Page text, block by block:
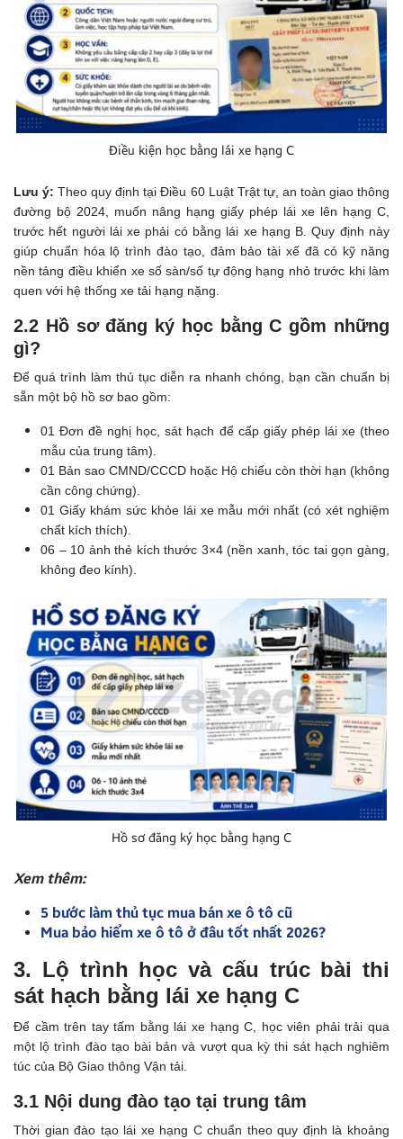
Điều kiện học bằng lái xe hạng C
Lưu ý: Theo quy định tại Điều 60 Luật Trật tự, an toàn giao thông
đường bộ 2024, muốn nâng hạng giấy phép lái xe lên hạng C,
trước hết người lái xe phải có bằng lái xe hạng B. Quy định này
giúp chuẩn hóa lộ trình đào tạo, đảm bảo tài xế đã có kỹ năng
nền tảng điều khiển xe số sàn/số tự động hạng nhỏ trước khi làm
quen với hệ thống xe tải hạng nặng.
2.2 Hồ sơ đăng ký học bằng C gồm những
gì?
Để quá trình làm thủ tục diễn ra nhanh chóng, bạn cần chuẩn bị
sẵn một bộ hồ sơ bao gồm:
01 Đơn đề nghị học, sát hạch để cấp giấy phép lái xe (theo
mẫu của trung tâm).
01 Bản sao CMND/CCCD hoặc Hộ chiếu còn thời hạn (không
cần công chứng).
01 Giấy khám sức khỏe lái xe mẫu mới nhất (có xét nghiệm
chất kích thích).
06 – 10 ảnh thẻ kích thước 3×4 (nền xanh, tóc tai gọn gàng,
không đeo kính).
Hồ sơ đăng ký học bằng hạng C
Xem thêm:
5 bước làm thủ tục mua bán xe ô tô cũ
Mua bảo hiểm xe ô tô ở đâu tốt nhất 2026?
3. Lộ trình học và cấu trúc bài thi
sát hạch bằng lái xe hạng C
Để cầm trên tay tấm bằng lái xe hạng C, học viên phải trải qua
một lộ trình đào tạo bài bản và vượt qua kỳ thi sát hạch nghiêm
túc của Bộ Giao thông Vận tải.
3.1 Nội dung đào tạo tại trung tâm
Thời gian đào tạo lái xe hạng C chuẩn theo quy định là khoảng